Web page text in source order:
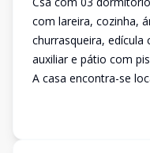
com lareira, cozinha,
churrasqueira, edícula
auxiliar e pátio com
A casa encontra-se